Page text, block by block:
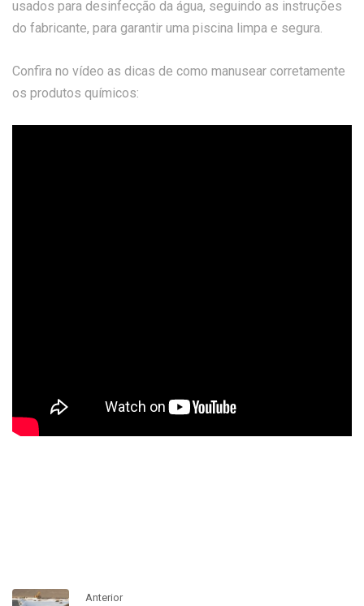
usados para desinfecção da água, seguindo as instruções
do fabricante, para garantir uma piscina limpa e segura.
Confira no vídeo as dicas de como manusear corretamente
os produtos químicos:
Anterior